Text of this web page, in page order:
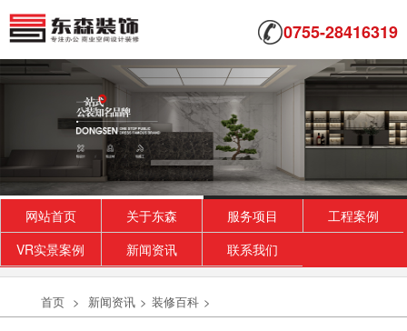
0755-28416319
网站首页 关于东森 服务项目
工程案例
VR实景案例
新闻资讯 联系我们
首页 > 新闻资讯 > 装修百科 >